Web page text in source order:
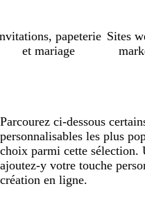
papeterie
et mariage
Sites
Parcourez ci-dessous
personnalisables les plus
choix parmi cette sélection.
ajoutez-y votre touche
création en ligne.